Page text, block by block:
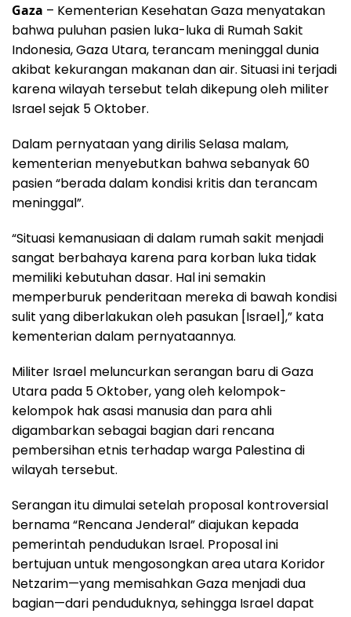
Gaza – Kementerian Kesehatan Gaza menyatakan
bahwa puluhan pasien luka-luka di Rumah Sakit
Indonesia, Gaza Utara, terancam meninggal dunia
akibat kekurangan makanan dan air. Situasi ini terjadi
karena wilayah tersebut telah dikepung oleh militer
Israel sejak 5 Oktober.
Dalam pernyataan yang dirilis Selasa malam,
kementerian menyebutkan bahwa sebanyak 60
pasien “berada dalam kondisi kritis dan terancam
meninggal”.
“Situasi kemanusiaan di dalam rumah sakit menjadi
sangat berbahaya karena para korban luka tidak
memiliki kebutuhan dasar. Hal ini semakin
memperburuk penderitaan mereka di bawah kondisi
sulit yang diberlakukan oleh pasukan [Israel],” kata
kementerian dalam pernyataannya.
Militer Israel meluncurkan serangan baru di Gaza
Utara pada 5 Oktober, yang oleh kelompok-
kelompok hak asasi manusia dan para ahli
digambarkan sebagai bagian dari rencana
pembersihan etnis terhadap warga Palestina di
wilayah tersebut.
Serangan itu dimulai setelah proposal kontroversial
bernama “Rencana Jenderal” diajukan kepada
pemerintah pendudukan Israel. Proposal ini
bertujuan untuk mengosongkan area utara Koridor
Netzarim—yang memisahkan Gaza menjadi dua
bagian—dari penduduknya, sehingga Israel dapat